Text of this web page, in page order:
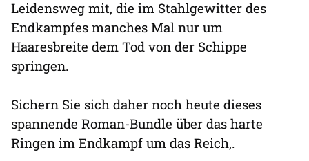
Leidensweg mit, die im Stahlgewitter des
Endkampfes manches Mal nur um
Haaresbreite dem Tod von der Schippe
springen.
Sichern Sie sich daher noch heute dieses
spannende Roman-Bundle über das harte
Ringen im Endkampf um das Reich,.